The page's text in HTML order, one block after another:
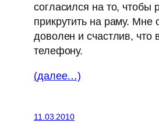
согласился на то, чтобы
прикрутить на раму. Мне
доволен и счастлив, что
телефону.
(далее…)
11.03.2010